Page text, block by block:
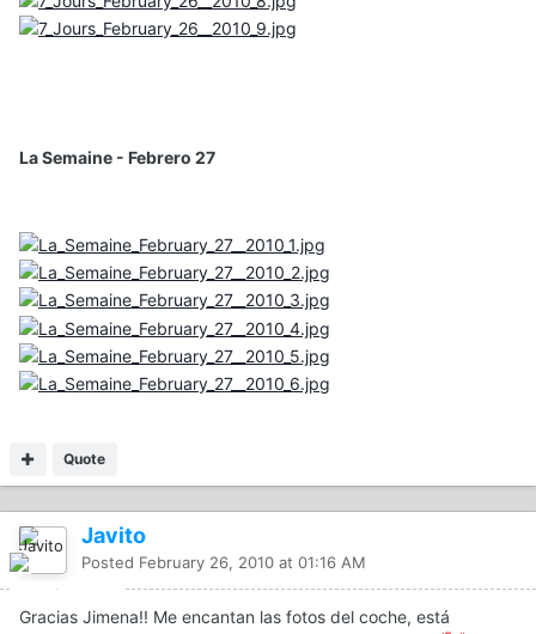
La Semaine - Febrero 27
Quote
Javito
Posted February 26, 2010 at 01:16 AM
Gracias Jimena!! Me encantan las fotos del coche, está